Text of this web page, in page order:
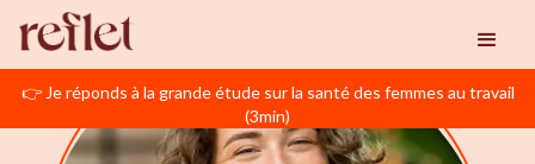
👉 Je réponds à la grande étude sur la santé des femmes au travail
(3min)